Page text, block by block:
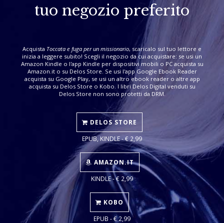
tuo negozio preferito
Acquista Toccata e fuga per un missionario, scaricalo sul tuo lettore e
inizia a leggere subito! Scegli il negozio da cui acquistare: se usi un
Amazon Kindle o l'app Kindle per dispositivi mobili o PC acquista su
Amazon.it o su Delos Store. Se usi l'app Google Ebook Reader
acquista su Google Play, se usi un altro ebook reader o altre app
acquista su Delos Store o Kobo. I libri Delos Digital venduti su
Delos Store non sono protetti da DRM.
DELOS STORE
EPUB, KINDLE - € 2,99
AMAZON.IT
KINDLE - € 2,99
KOBO
EPUB - € 2,99